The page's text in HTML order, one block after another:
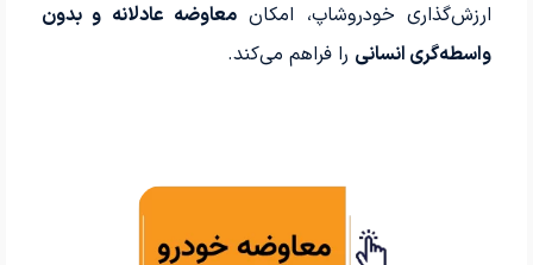
ارزش‌گذاری خودروشاپ، امکان معاوضه عادلانه و بدون
واسطه‌گری انسانی را فراهم می‌کند.